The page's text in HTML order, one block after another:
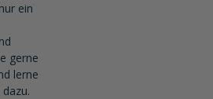
ein
gerne
lerne